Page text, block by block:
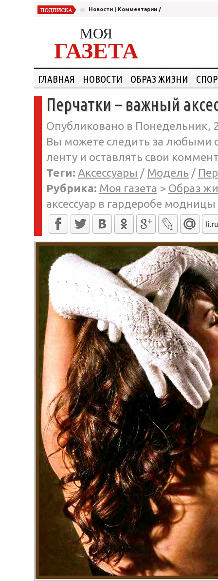
Новости Комментарии /
МОЯ
ГАЗЕТА
ГЛАВНАЯ НОВОСТИ ОБРАЗ ЖИЗНИ
Перчатки – важный
Опубликовано в Понедельник,
Вы можете следить за любыми
ленту и оставлять свои
Теги: Аксессуары / Модель /
Рубрика: Моя газета > Образ
аксессуар в гардеробе модницы